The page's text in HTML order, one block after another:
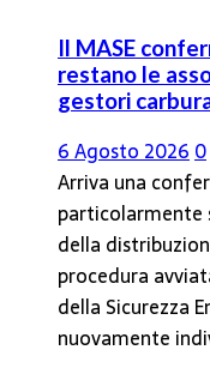
Il MASE
restano le
gestori
6 Agosto 20260
Arriva una
particolarmente
della
procedura
della Sicurezza
nuovamente